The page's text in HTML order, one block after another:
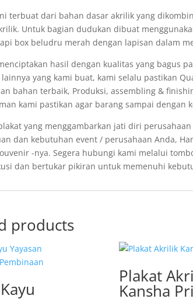
terbuat dari bahan dasar akrilik yang
Untuk bagian dudukan dibuat
box beludru merah dengan lapisan dalam
hasil dengan kualitas yang bagus
yang kami buat, kami selalu pastikan
bahan terbaik, Produksi, assembling &
kami pastikan agar barang sampai dengan
yang menggambarkan jati diri
dan kebutuhan event / perusahaan Anda,
-nya. Segera hubungi kami melalui
dan bertukar pikiran untuk memenuhi
products
Plakat
Kansha